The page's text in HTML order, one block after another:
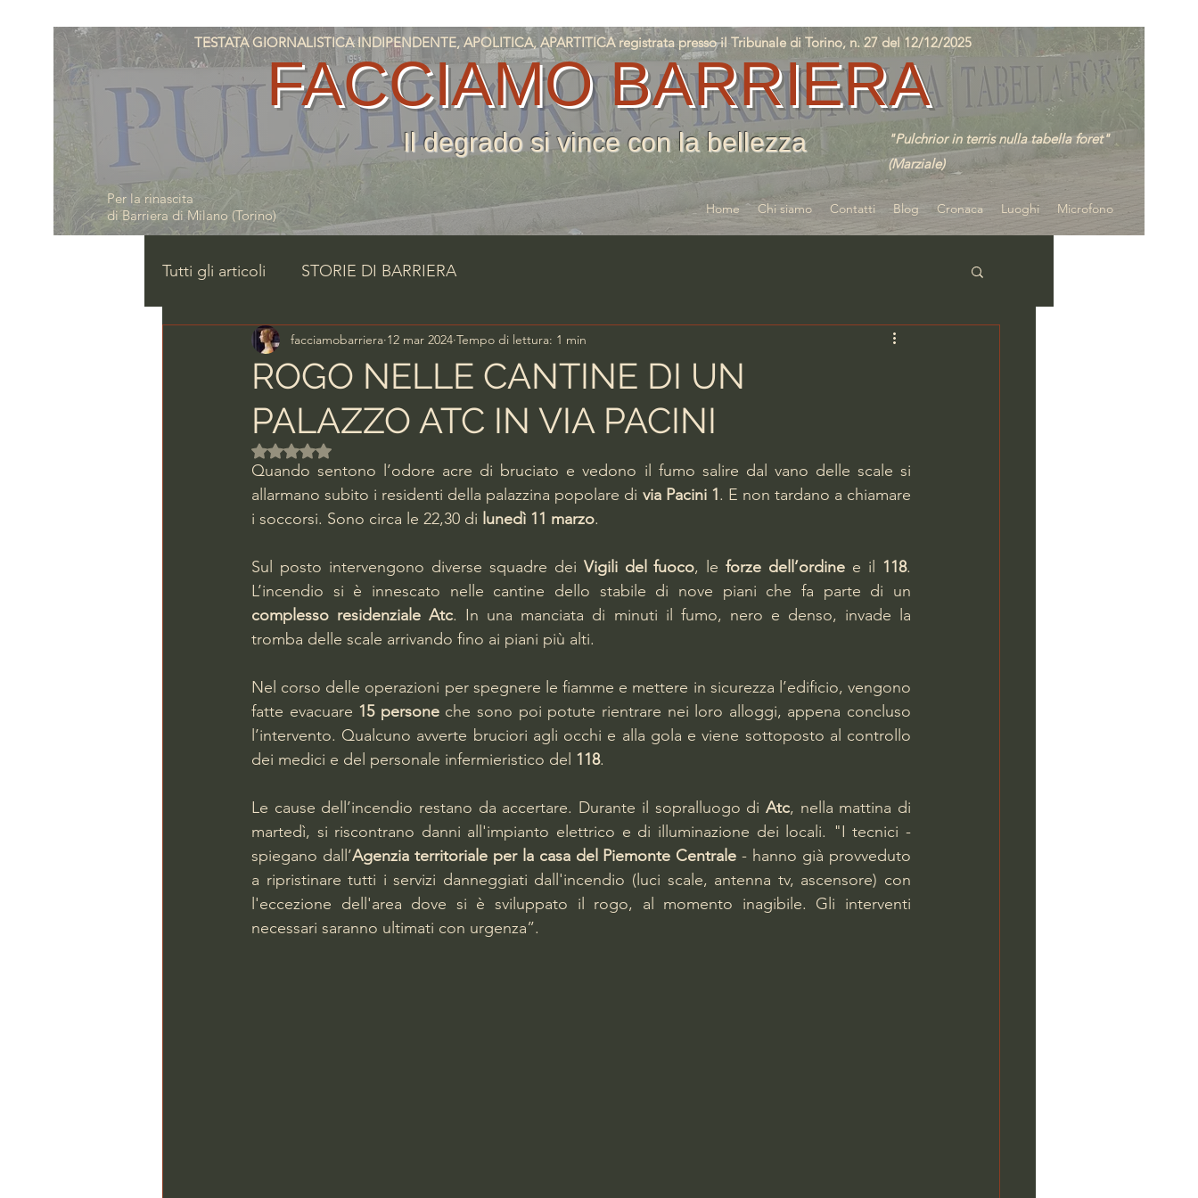
Per la rinascita
di Barriera di Milano (Torino)
FACCIAMO BARRIERA
Il degrado si vince con la bellezza
"Pulchrior in terris nulla tabella foret"
(Marziale)
Home Chi siamo Contatti Blog Cronaca Luoghi Microfono
TESTATA GIORNALISTICA INDIPENDENTE, APOLITICA, APARTITICA registrata presso il Tribunale di Torino, n. 27 del 12/12/2025
Tutti gli articoli STORIE DI BARRIERA
ROGO NELLE CANTINE DI UN
PALAZZO ATC IN VIA PACINI
facciamobarriera 12 mar 2024 Tempo di lettura: 1 min
Valutazione NaN stelle su 5.
Quando sentono l’odore acre di bruciato e vedono il fumo salire dal vano delle scale si
allarmano subito i residenti della palazzina popolare di via Pacini 1. E non tardano a chiamare
i soccorsi. Sono circa le 22,30 di lunedì 11 marzo.
Sul posto intervengono diverse squadre dei Vigili del fuoco, le forze dell’ordine e il 118.
complesso residenziale Atc. In una manciata di minuti il fumo, nero e denso, invade la
tromba delle scale arrivando fino ai piani più alti.
Nel corso delle operazioni per spegnere le fiamme e mettere in sicurezza l’edificio, vengono
fatte evacuare 15 persone che sono poi potute rientrare nei loro alloggi, appena concluso
l’intervento. Qualcuno avverte bruciori agli occhi e alla gola e viene sottoposto al controllo
dei medici e del personale infermieristico del 118.
Le cause dell’incendio restano da accertare. Durante il sopralluogo di Atc, nella mattina di
martedì, si riscontrano danni all'impianto elettrico e di illuminazione dei locali. "I tecnici -
spiegano dall’Agenzia territoriale per la casa del Piemonte Centrale - hanno già provveduto
a ripristinare tutti i servizi danneggiati dall'incendio (luci scale, antenna tv, ascensore) con
l'eccezione dell'area dove si è sviluppato il rogo, al momento inagibile. Gli interventi
necessari saranno ultimati con urgenza”.